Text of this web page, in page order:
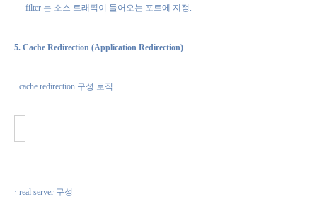
filter 는 소스 트래픽이 들어오는 포트에 지정.
5. Cache Redirection (Application Redirection)
· cache redirection 구성 로직
· real server 구성